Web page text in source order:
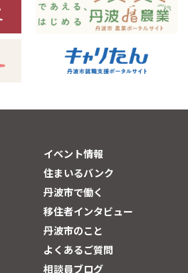
イベント情報
住まいるバンク
丹波市で働く
移住者インタビュー
丹波市のこと
よくあるご質問
相談員ブログ